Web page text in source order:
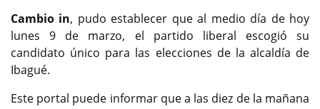
Cambio in, pudo establecer que al medio día de hoy
lunes 9 de marzo, el partido liberal escogió su
candidato único para las elecciones de la alcaldía de
Ibagué.
Este portal puede informar que a las diez de la mañana